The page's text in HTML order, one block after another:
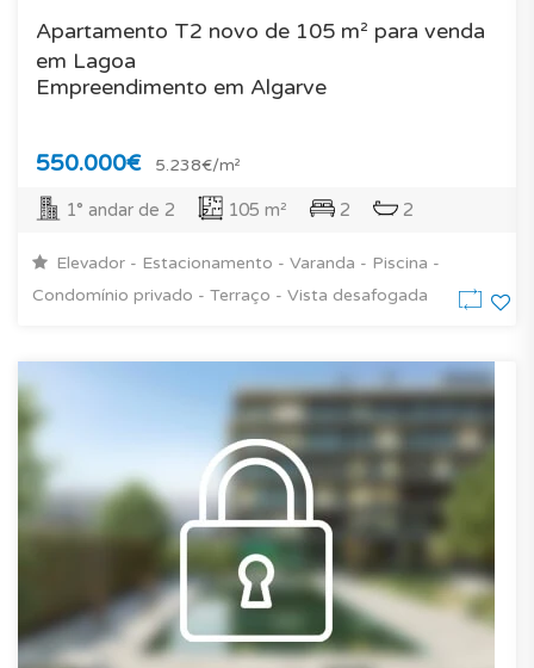
Apartamento T2 novo de 105 m² para venda
em Lagoa
Empreendimento em Algarve
550.000€ 5.238€/m²
1° andar de 2 105 m² 2 2
Elevador - Estacionamento - Varanda - Piscina -
Condomínio privado - Terraço - Vista desafogada